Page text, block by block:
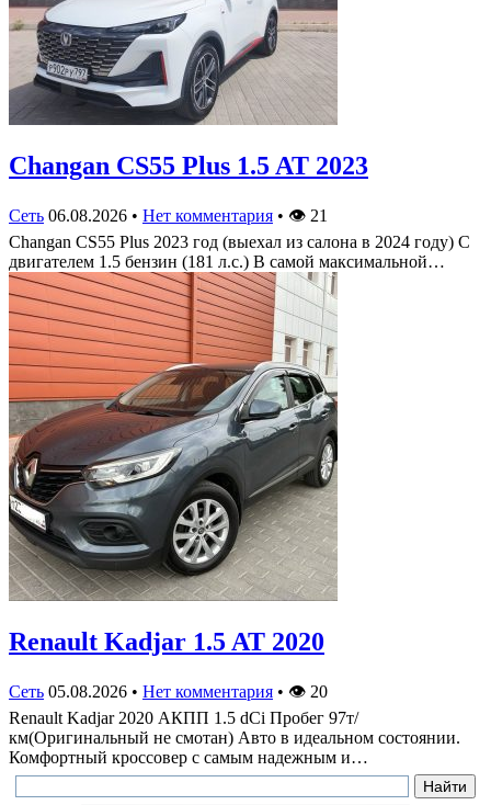
Changan CS55 Plus 1.5 AT 2023
Сеть 06.08.2026 • Нет комментария • 👁 21
Changan CS55 Plus 2023 год (выехал из салона в 2024 году) С
двигателем 1.5 бензин (181 л.с.) В самой максимальной…
Renault Kadjar 1.5 AT 2020
Сеть 05.08.2026 • Нет комментария • 👁 20
Renault Kadjar 2020 АКПП 1.5 dCi Пробег 97т/
км(Оригинальный не смотан) Авто в идеальном состоянии.
Комфортный кроссовер с самым надежным и…